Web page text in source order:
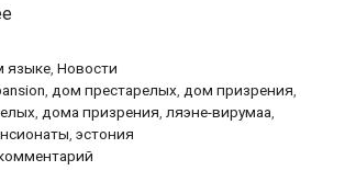
Тартуский
суд
не
изменил
приговор
руководителям
языке ,Новости
дом престарелых дом призрения
дома призрения ляэне-вирумаа
эстония